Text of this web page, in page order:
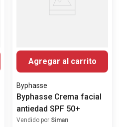
Agregar al carrito
Byphasse
Byphasse Crema facial
antiedad SPF 50+
Vendido por Siman